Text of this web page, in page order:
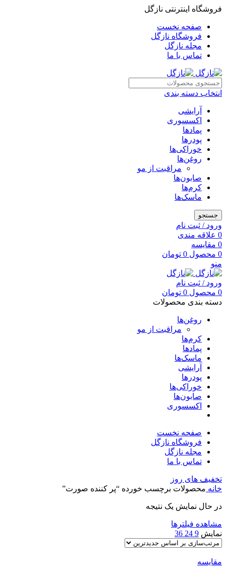
فروشگاه اینترنتی نازگل
صفحه نخست
فروشگاه نازگل
مجله نازگل
تماس با ما
انتخاب دسته بندی
آرایشی
اکسسوری
پمادها
پودرها
خوراکی‌ها
روغن‌ها
مراقبت از مو
صابون‌ها
کرم‌ها
ماسک‌ها
جستجو
ورود / ثبت نام
0 علاقه مندی
0 مقایسه
0 محصول 0 تومان
منو
ورود / ثبت نام
0 محصول 0 تومان
دسته بندی محصولات
روغن‌ها
مراقبت از مو
کرم‌ها
پمادها
ماسک‌ها
آرایشی
پودرها
خوراکی‌ها
صابون‌ها
اکسسوری
صفحه نخست
فروشگاه نازگل
مجله نازگل
تماس با ما
تخفیف های روز
خانه محصولات برچسب خورده “پر کننده صورت”
در حال نمایش یک نتیجه
مشاهده فیلترها
نمایش 9
24
36
مقایسه